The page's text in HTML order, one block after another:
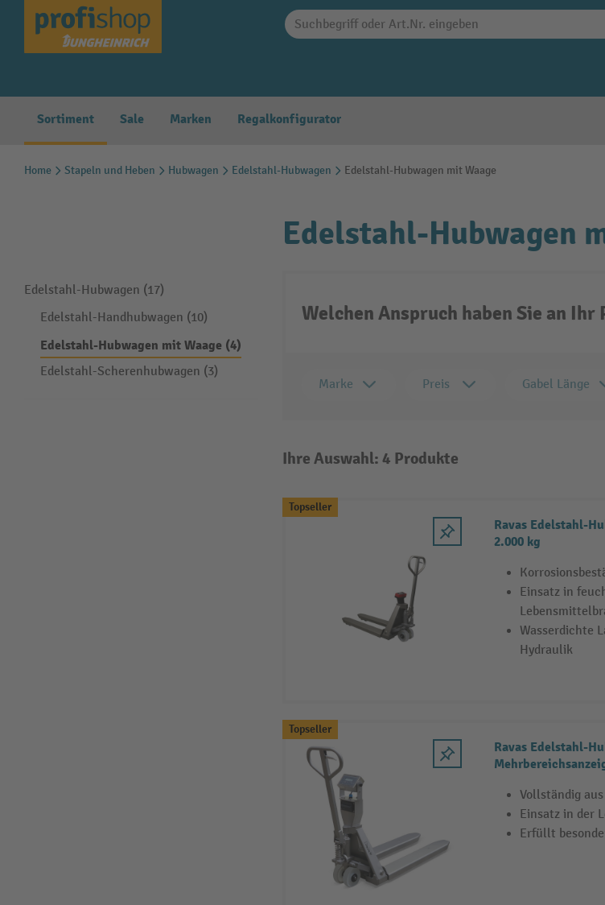
Zur Hauptnavigation springen
Sortiment Sale Marken Regalkonfigurator
Home Stapeln und Heben Hubwagen Edelstahl-Hubwagen Edelstahl-Hubwagen mit Waage
Edelstahl-Hubwagen (17)
Edelstahl-Handhubwagen (10)
Edelstahl-Hubwagen mit Waage (4)
Edelstahl-Scherenhubwagen (3)
Edelstahl-Hubwagen
Welchen Anspruch haben Sie an Ihr
Marke Preis Gabel Länge
Ihre Auswahl: 4 Produkte
Topseller
Ravas Edelstahl-
2.000 kg
Einsatz in
Wasserdichte
Hydraulik
Topseller
Ravas Edelstahl-
Vollständig
Einsatz in der
Erfüllt